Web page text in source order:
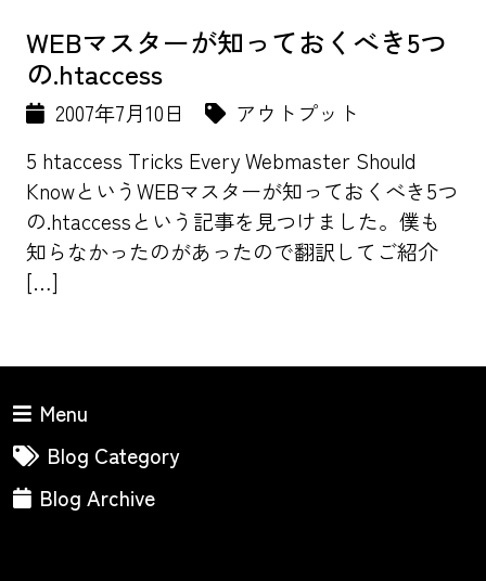
WEBマスターが知っておくべき5つ
の.htaccess
2007年7月10日
アウトプット
5 htaccess Tricks Every Webmaster Should
KnowというWEBマスターが知っておくべき5つ
の.htaccessという記事を見つけました。僕も
知らなかったのがあったので翻訳してご紹介
[…]
Menu
Blog Category
Blog Archive